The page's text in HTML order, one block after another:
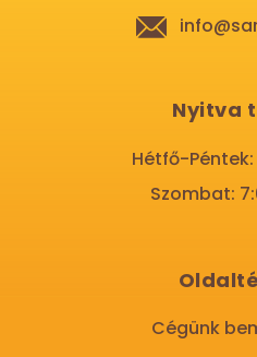
Nyitva
Hétfő-Péntek:
Szombat:
Cégünk